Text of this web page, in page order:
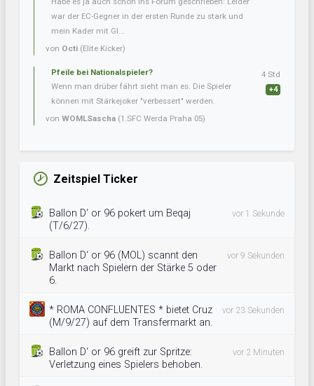
war der EC-Gegner in der ersten Runde zu stark und
mein Kader mit Gl...
von Octi (Elite Kicker)
Pfeile bei Nationalspieler?
Wenn man drüber fährt sieht man es. Die Spieler
können mit Stärkejoker "verbessert" werden.
von WOMLSascha (1.SFC Werda Praha 05)
4 Std
+4
Zeitspiel Ticker
Ballon D‘ or 96 pokert um Beqaj
(T/6/27).
vor 1 Sekunde
Ballon D‘ or 96 (MOL) scannt den
Markt nach Spielern der Stärke 5 oder
6.
vor 9 Sekunden
* ROMA CONFLUENTES * bietet Cruz
(M/9/27) auf dem Transfermarkt an.
vor 23 Sekunden
Ballon D‘ or 96 greift zur Spritze:
Verletzung eines Spielers behoben.
vor 2 Minuten